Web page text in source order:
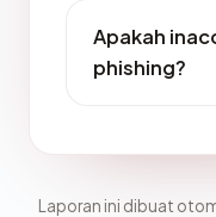
Apakah
phishing?
Laporan ini dibuat